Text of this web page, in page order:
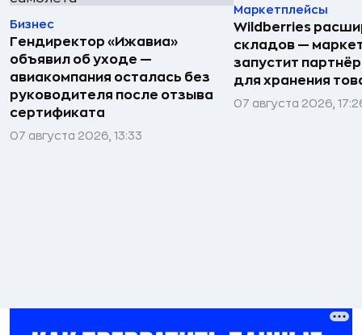
Бизнес
Гендиректор «Ижавиа»
объявил об уходе —
авиакомпания осталась без
руководителя после отзыва
сертификата
07 августа 2026, 13:33
Маркетплейсы
Wildberries
складов —
запустит
для хранения
07 августа 2026,